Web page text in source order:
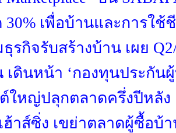
30% เพื่อบ้านและการใ
รกิจรับสร้างบ้าน เผย
เดินหน้า ‘กองทุนประกัน
ใหญ่ปลุกตลาดครึ่งปีหลัง
ฮ้าส์ซิ่ง เขย่าตลาดผู้ซื้อบ้